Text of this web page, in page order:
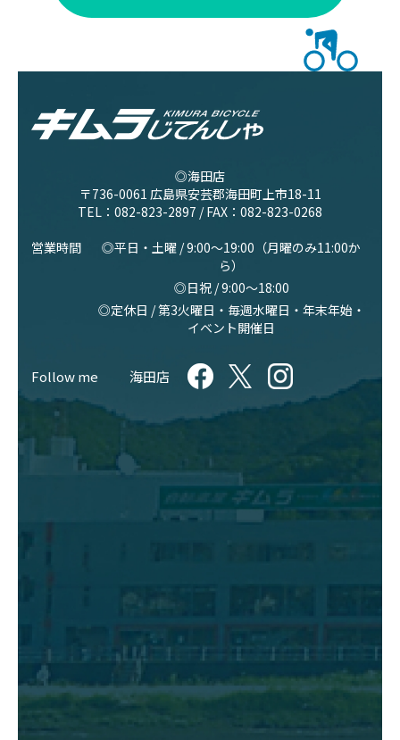
◎海田店
〒736-0061 広島県安芸郡海田町上市18-11
TEL： 082-823-2897 / FAX：082-823-0268
営業時間
◎平日・土曜 / 9:00〜19:00（月曜のみ11:00か
ら）
◎日祝 / 9:00〜18:00
◎定休日 / 第3火曜日・毎週水曜日・年末年始・
イベント開催日
Follow me 海田店